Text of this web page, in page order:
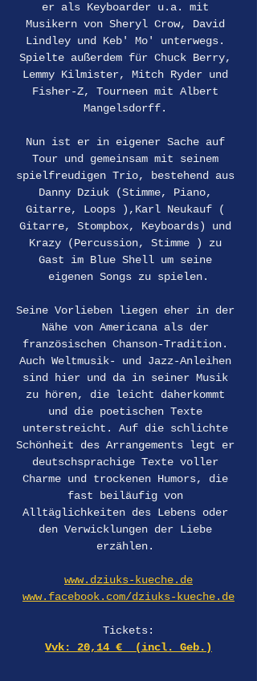
er als Keyboarder u.a. mit
Musikern von Sheryl Crow, David
Lindley und Keb' Mo' unterwegs.
Spielte außerdem für Chuck Berry,
Lemmy Kilmister, Mitch Ryder und
Fisher-Z, Tourneen mit Albert
Mangelsdorff.
Nun ist er in eigener Sache auf
Tour und gemeinsam mit seinem
spielfreudigen Trio, bestehend aus
Danny Dziuk (Stimme, Piano,
Gitarre, Loops ),Karl Neukauf (
Gitarre, Stompbox, Keyboards) und
Krazy (Percussion, Stimme ) zu
Gast im Blue Shell um seine
eigenen Songs zu spielen.
Seine Vorlieben liegen eher in der
Nähe von Americana als der
französischen Chanson-Tradition.
Auch Weltmusik- und Jazz-Anleihen
sind hier und da in seiner Musik
zu hören, die leicht daherkommt
und die poetischen Texte
unterstreicht. Auf die schlichte
Schönheit des Arrangements legt er
deutschsprachige Texte voller
Charme und trockenen Humors, die
fast beiläufig von
Alltäglichkeiten des Lebens oder
den Verwicklungen der Liebe
erzählen.
www.dziuks-kueche.de
www.facebook.com/dziuks-kueche.de
Tickets:
Vvk: 20,14 €  (incl. Geb.)